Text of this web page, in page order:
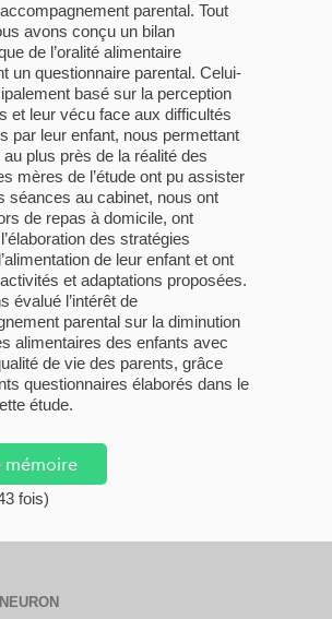
accompagnement parental. Tout
avons conçu un bilan
de l’oralité alimentaire
un questionnaire parental. Celui-
basé sur la perception
et leur vécu face aux difficultés
par leur enfant, nous permettant
au plus près de la réalité des
mères de l’étude ont pu assister
séances au cabinet, nous ont
de repas à domicile, ont
des stratégies
de leur enfant et ont
et adaptations proposées.
évalué l’intérêt de
parental sur la diminution
alimentaires des enfants avec
de vie des parents, grâce
questionnaires élaborés dans le
étude.
mémoire
fois)